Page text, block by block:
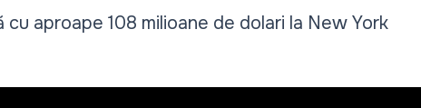
cu aproape 108 milioane de dolari la New York